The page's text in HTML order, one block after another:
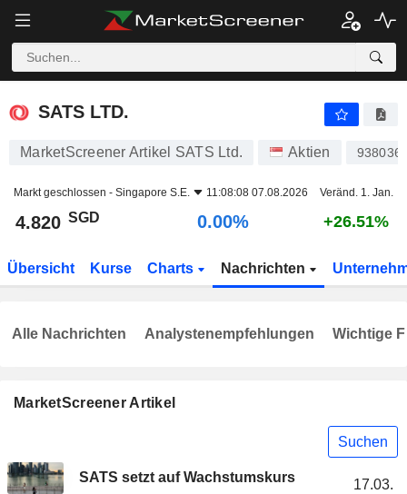
SATS LTD.
SATS LTD.
MarketScreener Artikel SATS Ltd. Aktien 938036
Markt geschlossen - Singapore S.E. 11:08:08 07.08.2026 Veränd. 1. Jan.
4.820 SGD 0.00% +26.51%
Übersicht Kurse Charts Nachrichten
MarketScreener Artikel
Suchen
SATS setzt auf Wachstumskurs 17.03.
Alle Nachrichten Analystenempfehlungen Wichtige